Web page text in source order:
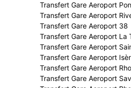
Transfert Gare Aeroport
Transfert Gare Aeroport
Transfert Gare Aeroport 38
Transfert Gare Aeroport La
Transfert Gare Aeroport
Transfert Gare Aeroport
Transfert Gare Aeroport
Transfert Gare Aeroport